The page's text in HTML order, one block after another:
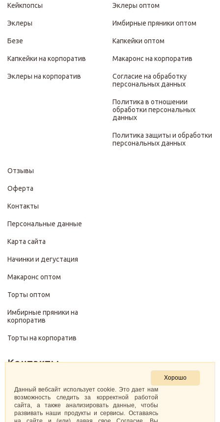
Кейкпопсы
Эклеры
Безе
Капкейки на корпоратив
Эклеры на корпоратив
Эклеры оптом
Имбирные пряники оптом
Капкейки оптом
Макаронс на корпоратив
Согласие на обработку
персональных данных
Политика в отношении
обработки персональных
данных
Политика защиты и обработки
персональных данных
Отзывы
Оферта
Контакты
Персональные данные
Карта сайта
Начинки и дегустация
Макаронс оптом
Торты оптом
Имбирные пряники на
корпоратив
Торты на корпоратив
Контакты
+7 (499) 322-28-29
pirojenka.rf@gmail.com
Хорошо
Данный вебсайт использует cookie. Это дает нам
возможность следить за корректной работой
сайта, а также анализировать данные, чтобы
развивать наши продукты и сервисы. Оставаясь